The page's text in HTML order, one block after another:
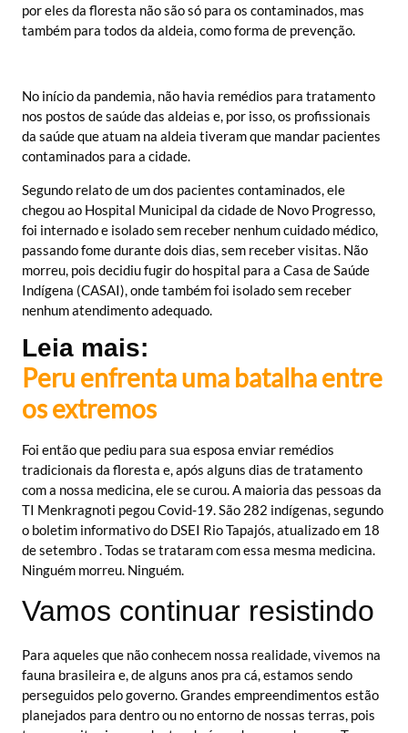
por eles da floresta não são só para os contaminados, mas
também para todos da aldeia, como forma de prevenção.
No início da pandemia, não havia remédios para tratamento
nos postos de saúde das aldeias e, por isso, os profissionais
da saúde que atuam na aldeia tiveram que mandar pacientes
contaminados para a cidade.
Segundo relato de um dos pacientes contaminados, ele
chegou ao Hospital Municipal da cidade de Novo Progresso,
foi internado e isolado sem receber nenhum cuidado médico,
passando fome durante dois dias, sem receber visitas. Não
morreu, pois decidiu fugir do hospital para a Casa de Saúde
Indígena (CASAI), onde também foi isolado sem receber
nenhum atendimento adequado.
Leia mais:
Peru enfrenta uma batalha entre
os extremos
Foi então que pediu para sua esposa enviar remédios
tradicionais da floresta e, após alguns dias de tratamento
com a nossa medicina, ele se curou. A maioria das pessoas da
TI Menkragnoti pegou Covid-19. São 282 indígenas, segundo
o boletim informativo do DSEI Rio Tapajós, atualizado em 18
de setembro . Todas se trataram com essa mesma medicina.
Ninguém morreu. Ninguém.
Vamos continuar resistindo
Para aqueles que não conhecem nossa realidade, vivemos na
fauna brasileira e, de alguns anos pra cá, estamos sendo
perseguidos pelo governo. Grandes empreendimentos estão
planejados para dentro ou no entorno de nossas terras, pois